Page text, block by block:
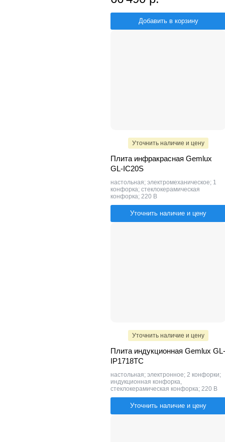
Добавить в корзину
Уточнить наличие и цену
Плита инфракрасная Gemlux
GL-IC20S
настольная; электромеханическое; 1
конфорка; стеклокерамическая
конфорка; 220 В
Уточнить наличие и цену
Уточнить наличие и цену
Плита индукционная Gemlux GL-
IP1718TC
настольная; электронное; 2 конфорки;
индукционная конфорка,
стеклокерамическая конфорка; 220 В
Уточнить наличие и цену